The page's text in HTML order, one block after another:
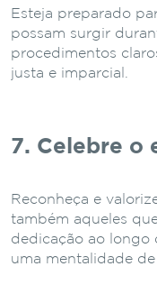
Esteja preparado
possam surgir
procedimentos
justa e imparcial.
7. Celebre o
Reconheça e
também aqueles
dedicação ao longo
uma mentalidade